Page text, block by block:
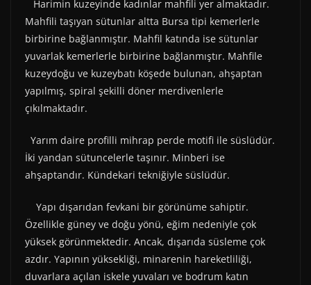
Harimin kuzeyinde kadınlar mahfili yer almaktadır.
Mahfili taşıyan sütunlar altta Bursa tipi kemerlerle
birbirine bağlanmıştır. Mahfil katında ise sütunlar
yuvarlak kemerlerle birbirine bağlanmıştır. Mahfile
kuzeydoğu ve kuzeybatı köşede bulunan, ahşaptan
yapılmış, spiral şekilli döner merdivenlerle
çıkılmaktadır.
Yarım daire profilli mihrap perde motifi ile süslüdür.
İki yandan sütuncelerle taşınır. Minberi ise
ahşaptandır. Kündekari tekniğiyle süslüdür.
Yapı dışarıdan fevkani bir görünüme sahiptir.
Özellikle güney ve doğu yönü, eğim nedeniyle çok
yüksek görünmektedir. Ancak, dışarıda süsleme çok
azdır. Yapının yüksekliği, minarenin hareketliliği,
duvarlara açılan iskele yuvaları ve bodrum katın